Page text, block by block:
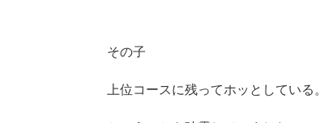
その子
上位コースに残ってホッとしている。